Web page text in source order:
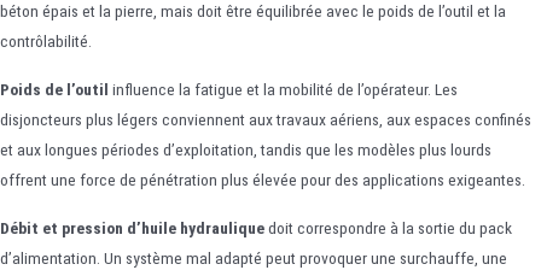
béton épais et la pierre, mais doit être équilibrée avec le poids de l’outil et la
contrôlabilité.
Poids de l’outil influence la fatigue et la mobilité de l’opérateur. Les
disjoncteurs plus légers conviennent aux travaux aériens, aux espaces confinés
et aux longues périodes d’exploitation, tandis que les modèles plus lourds
offrent une force de pénétration plus élevée pour des applications exigeantes.
Débit et pression d’huile hydrauliquedoit correspondre à la sortie du pack
d’alimentation. Un système mal adapté peut provoquer une surchauffe, une